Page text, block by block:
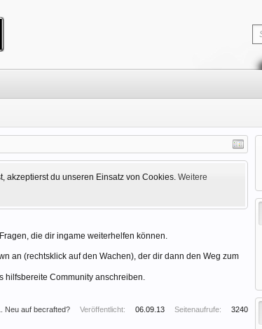
akzeptierst du unseren Einsatz von Cookies. Weitere
die dir ingame weiterhelfen können.
an (rechtsklick auf den Wachen), der dir dann den Weg zum
hilfsbereite Community anschreiben.
Neu auf becrafted? Veröffentlicht: 06.09.13 Seitenaufrufe: 3240